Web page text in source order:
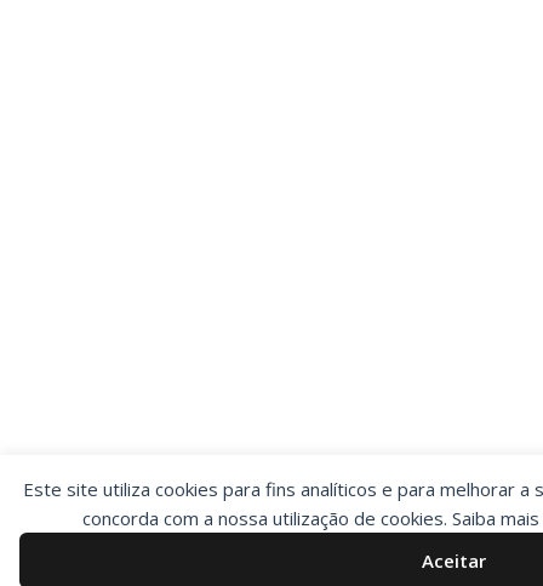
Este site utiliza cookies para fins analíticos e para melhorar a
concorda com a nossa utilização de cookies. Saiba
Aceitar